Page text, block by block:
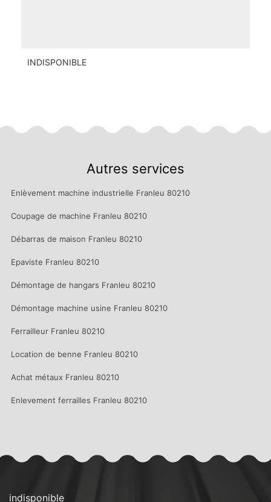
INDISPONIBLE
Autres services
Enlèvement machine industrielle Franleu 80210
Coupage de machine Franleu 80210
Débarras de maison Franleu 80210
Epaviste Franleu 80210
Démontage de hangars Franleu 80210
Démontage machine usine Franleu 80210
Ferrailleur Franleu 80210
Location de benne Franleu 80210
Achat métaux Franleu 80210
Enlevement ferrailles Franleu 80210
indisponible